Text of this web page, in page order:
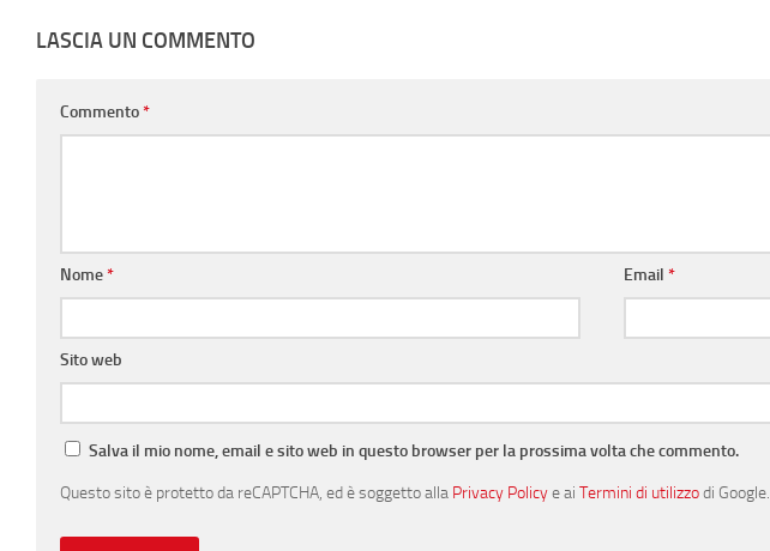
LASCIA UN COMMENTO
Commento*
Nome* Email*
Sito web
Salva il mio nome, email e sito web in questo browser per la prossima volta che commento.
Questo sito è protetto da reCAPTCHA, ed è soggetto alla Privacy Policye ai Termini di utilizzodi Google.